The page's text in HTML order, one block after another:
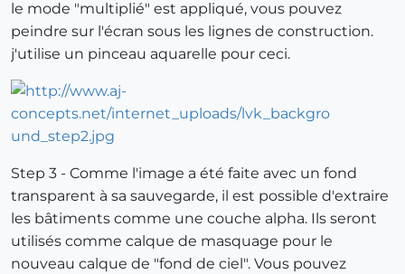
le mode "multiplié" est appliqué, vous pouvez
peindre sur l'écran sous les lignes de construction.
j'utilise un pinceau aquarelle pour ceci.
Step 3 - Comme l'image a été faite avec un fond
transparent à sa sauvegarde, il est possible d'extraire
les bâtiments comme une couche alpha. Ils seront
utilisés comme calque de masquage pour le
nouveau calque de "fond de ciel". Vous pouvez